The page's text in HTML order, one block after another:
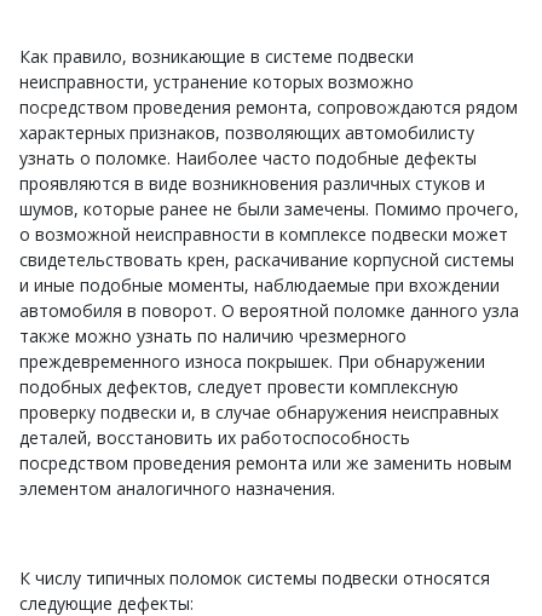
Как правило, возникающие в системе подвески
неисправности, устранение которых возможно
посредством проведения ремонта, сопровождаются рядом
характерных признаков, позволяющих автомобилисту
узнать о поломке. Наиболее часто подобные дефекты
проявляются в виде возникновения различных стуков и
шумов, которые ранее не были замечены. Помимо прочего,
о возможной неисправности в комплексе подвески может
свидетельствовать крен, раскачивание корпусной системы
и иные подобные моменты, наблюдаемые при вхождении
автомобиля в поворот. О вероятной поломке данного узла
также можно узнать по наличию чрезмерного
преждевременного износа покрышек. При обнаружении
подобных дефектов, следует провести комплексную
проверку подвески и, в случае обнаружения неисправных
деталей, восстановить их работоспособность
посредством проведения ремонта или же заменить новым
элементом аналогичного назначения.
К числу типичных поломок системы подвески относятся
следующие дефекты: